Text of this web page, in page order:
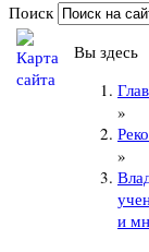
Поиск
Вы здесь
»
»
и